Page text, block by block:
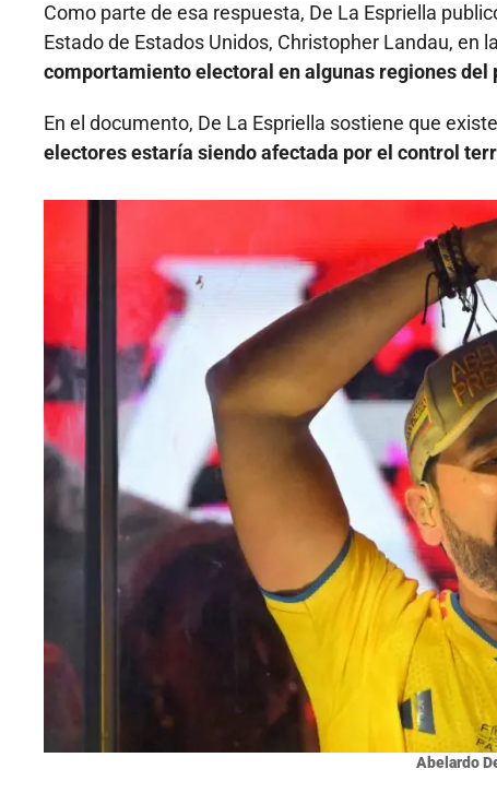
Como parte de esa respuesta, De La Espriella
Estado de Estados Unidos, Christopher Landau, en
comportamiento electoral en algunas regiones del
En el documento, De La Espriella sostiene que
electores estaría siendo afectada por el control
Abelardo